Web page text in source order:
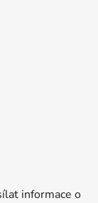
informace o